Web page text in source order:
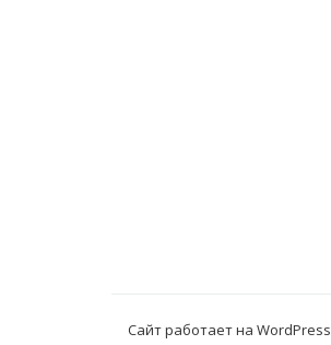
Сайт работает на WordPress